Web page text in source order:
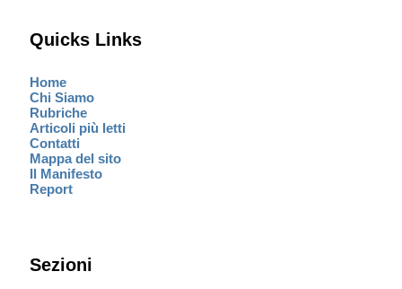
Quicks Links
Home
Chi Siamo
Rubriche
Articoli più letti
Contatti
Mappa del sito
Il Manifesto
Report
Sezioni